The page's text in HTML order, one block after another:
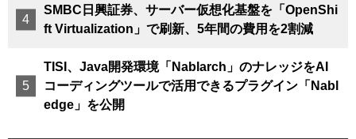
SMBC日興証券、サーバー仮想化基盤を「OpenShi
ft Virtualization」で刷新、5年間の費用を2割減
TISI、Java開発環境「Nablarch」のナレッジをAI
コーディングツールで活用できるプラグイン「Nabl
edge」を公開